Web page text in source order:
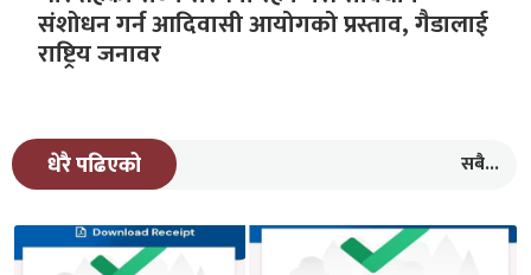
संशोधन गर्न आदिवासी आयोगको प्रस्ताव, गैडालाई
राष्ट्रिय जनावर
धेरै पढिएको सबै...